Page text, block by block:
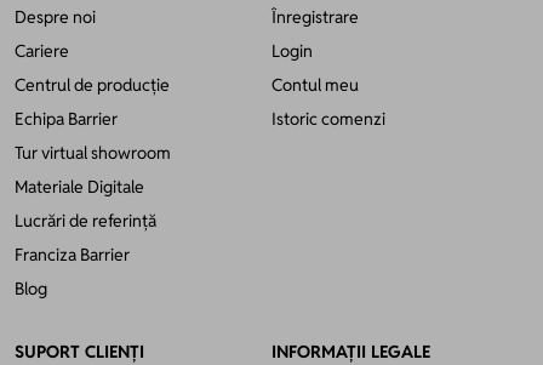
Despre noi
Cariere
Centrul de producție
Echipa Barrier
Tur virtual showroom
Materiale Digitale
Lucrări de referință
Franciza Barrier
Blog
Înregistrare
Login
Contul meu
Istoric comenzi
SUPORT CLIENȚI INFORMAȚII LEGALE